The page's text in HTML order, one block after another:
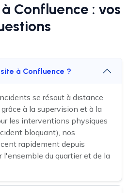
Confluence : vos
à Confluence ?
se résout à distance
à la supervision et à la
les interventions physiques
bloquant), nos
rapidement depuis
l'ensemble du quartier et de la